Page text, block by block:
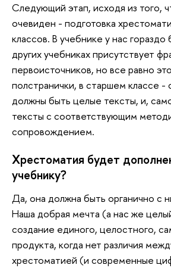
Следующий этап, исходя из того,
очевиден - подготовка
классов. В учебнике у нас
других учебниках присутствует
первоисточников, но все равно
полстранички, в старшем классе -
должны быть целые тексты, и,
тексты с соответствующим
сопровождением.
Хрестоматия будет
учебнику?
Да, она должна быть органично с
Наша добрая мечта (а нас же
создание единого, целостного,
продукта, когда нет различия
хрестоматией (и современные